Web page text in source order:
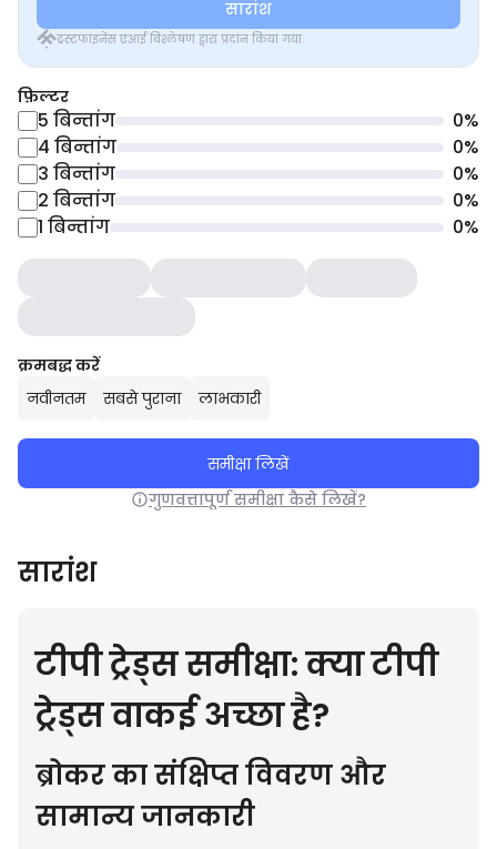
सारांश
ट्रस्टफाइनेंस एआई विश्लेषण द्वारा प्रदान किया गया
फ़िल्टर
5 बिन्तांग 0%
4 बिन्तांग 0%
3 बिन्तांग 0%
2 बिन्तांग 0%
1 बिन्तांग 0%
क्रमबद्ध करें
नवीनतम
सबसे पुराना लाभकारी
समीक्षा लिखें
गुणवत्तापूर्ण समीक्षा कैसे लिखें?
सारांश
टीपी ट्रेड्स समीक्षा: क्या टीपी
ट्रेड्स वाकई अच्छा है?
ब्रोकर का संक्षिप्त विवरण और
सामान्य जानकारी